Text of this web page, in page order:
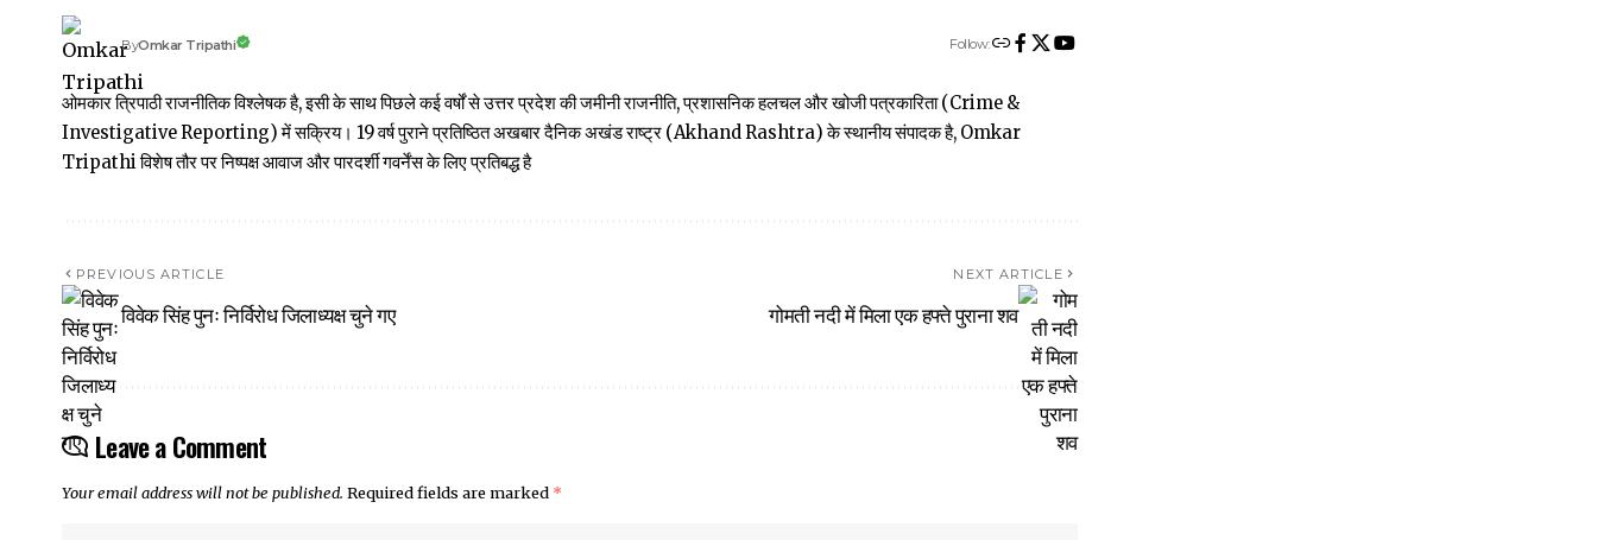
ByOmkar Tripathi Follow:
ओमकार त्रिपाठी राजनीतिक विश्लेषक है, इसी के साथ पिछले कई वर्षों से उत्तर प्रदेश की जमीनी राजनीति, प्रशासनिक हलचल और खोजी पत्रकारिता (Crime &
Investigative Reporting) में सक्रिय। 19 वर्ष पुराने प्रतिष्ठित अखबार दैनिक अखंड राष्ट्र (Akhand Rashtra) के स्थानीय संपादक है, Omkar
Tripathi विशेष तौर पर निष्पक्ष आवाज और पारदर्शी गवर्नेंस के लिए प्रतिबद्ध है
PREVIOUS ARTICLE
विवेक सिंह पुनः निर्विरोध जिलाध्यक्ष चुने गए
NEXT ARTICLE
गोमती नदी में मिला एक हफ्ते पुराना शव
Leave a Comment
Your email address will not be published. Required fields are marked *